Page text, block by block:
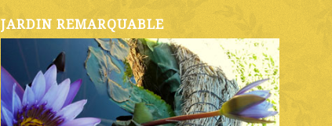
JARDIN REMARQUABLE